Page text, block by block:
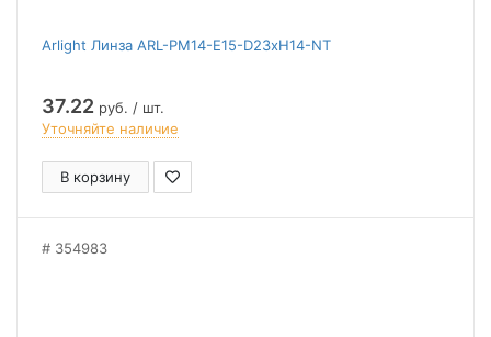
Arlight Линза ARL-PM14-E15-D23xH14-NT
37.22 руб. / шт.
Уточняйте наличие
В корзину
354983